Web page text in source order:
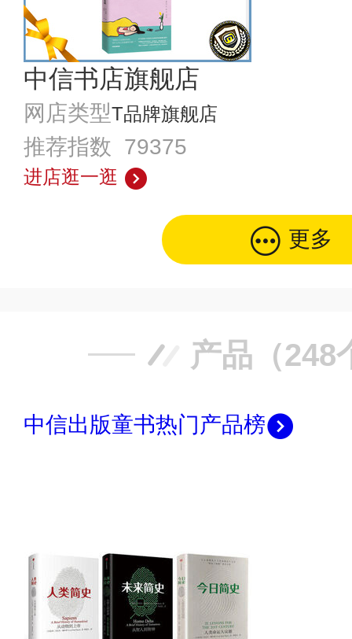
中信书店旗舰店
网店类型T品牌旗舰店
推荐指数 79375
进店逛一逛
更多
产品（248
中信出版童书热门产品榜